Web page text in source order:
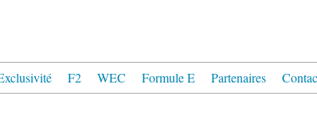
F2 WEC Formule E Partenaires